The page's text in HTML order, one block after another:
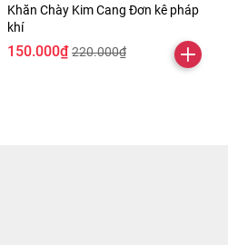
Khăn Chày Kim Cang Đơn kê pháp
khí
150.000₫ 220.000₫